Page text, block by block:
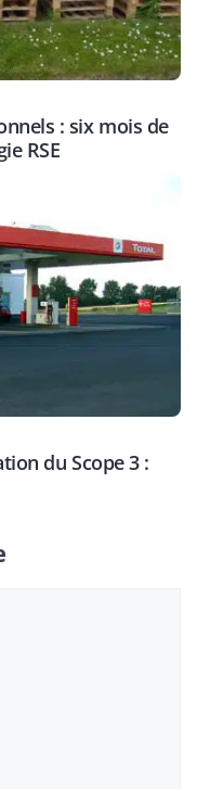
: six mois de
RSE
du Scope 3 :